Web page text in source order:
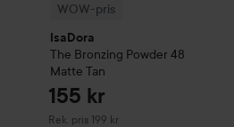
WOW-pris
IsaDora
The Bronzing Powder 48
Matte Tan
155 kr
Rek. pris 199 kr
Rekommenderat pris 199 kr